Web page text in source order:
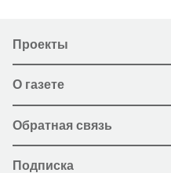
Проекты
О газете
Обратная связь
Подписка